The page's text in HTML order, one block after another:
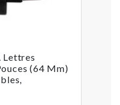
Lettres
(64 Mm)